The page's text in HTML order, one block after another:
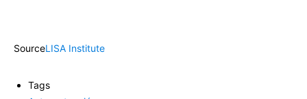
SourceLISA Institute
Tags